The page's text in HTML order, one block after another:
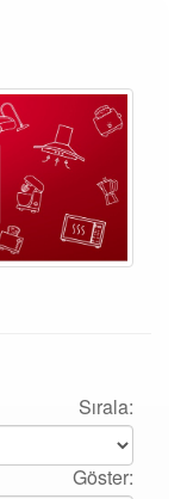
Sırala:
Göster: